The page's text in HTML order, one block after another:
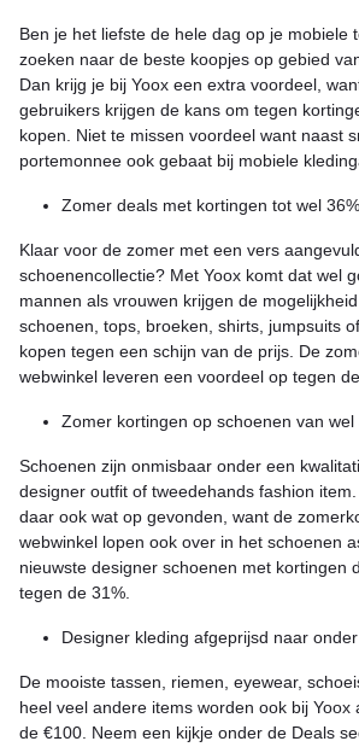
Ben je het liefste de hele dag op je mobiele
zoeken naar de beste koopjes op gebied
Dan krijg je bij Yoox een extra voordeel,
gebruikers krijgen de kans om tegen
kopen. Niet te missen voordeel want naast
portemonnee ook gebaat bij mobiele
Zomer deals met kortingen tot wel 36%
Klaar voor de zomer met een vers
schoenencollectie? Met Yoox komt dat wel
mannen als vrouwen krijgen de
schoenen, tops, broeken, shirts, jumpsuits
kopen tegen een schijn van de prijs. De
webwinkel leveren een voordeel op tegen
Zomer kortingen op schoenen van wel
Schoenen zijn onmisbaar onder een
designer outfit of tweedehands fashion
daar ook wat op gevonden, want de
webwinkel lopen ook over in het schoenen
nieuwste designer schoenen met kortingen
tegen de 31%.
Designer kleding afgeprijsd naar
De mooiste tassen, riemen, eyewear,
heel veel andere items worden ook bij Yoox
de €100. Neem een kijkje onder de Deals